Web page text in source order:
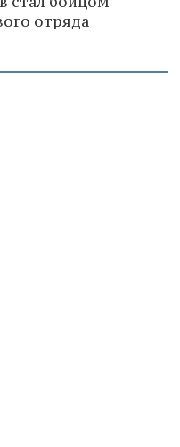
отряда